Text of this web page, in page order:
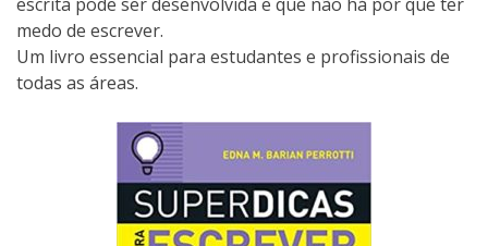
medo de escrever.
Um livro essencial para estudantes e profissionais de
todas as áreas.